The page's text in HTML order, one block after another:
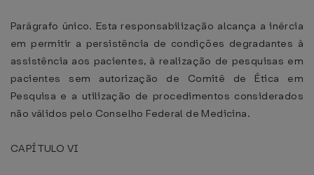
Parágrafo único. Esta responsabilização alcança a inércia
em permitir a persistência de condições degradantes à
assistência aos pacientes, à realização de pesquisas em
pacientes sem autorização de Comitê de Ética em
Pesquisa e a utilização de procedimentos considerados
não válidos pelo Conselho Federal de Medicina.
CAPÍTULO VI